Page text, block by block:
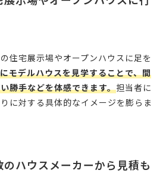
住宅展示場やオープンハウスに足を
モデルハウスを見学することで、間
勝手などを体感できます。担当者に
に対する具体的なイメージを膨らま
ハウスメーカーから見積も